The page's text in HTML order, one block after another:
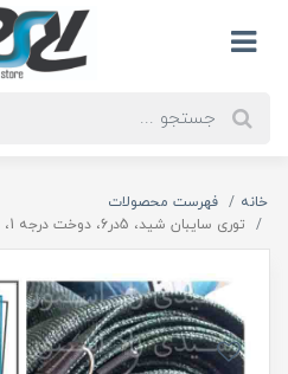
خانه
فهرست محصولات
توری سایبان شید، 5در6، دوخت درجه 1، 99درصد پلاس